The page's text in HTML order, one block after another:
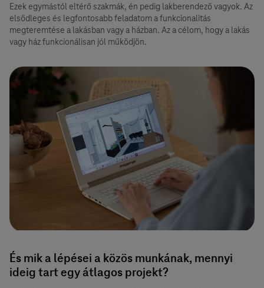
Ezek egymástól eltérő szakmák, én pedig lakberendező vagyok. Az
elsődleges és legfontosabb feladatom a funkcionalitás
megteremtése a lakásban vagy a házban. Az a célom, hogy a lakás
vagy ház funkcionálisan jól működjön.
És mik a lépései a közös munkának, mennyi
ideig tart egy átlagos projekt?